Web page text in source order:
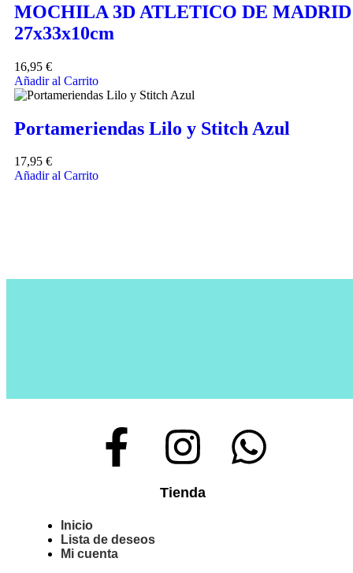
MOCHILA 3D ATLETICO DE MADRID
27x33x10cm
16,95 €
Añadir al Carrito
Portameriendas Lilo y Stitch Azul
17,95 €
Añadir al Carrito
Tienda
Inicio
Lista de deseos
Mi cuenta